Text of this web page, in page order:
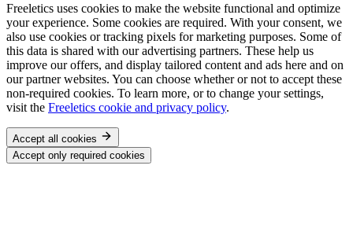
Freeletics uses cookies to make the website functional and optimize
your experience. Some cookies are required. With your consent, we
also use cookies or tracking pixels for marketing purposes. Some of
this data is shared with our advertising partners. These help us
improve our offers, and display tailored content and ads here and on
our partner websites. You can choose whether or not to accept these
non-required cookies. To learn more, or to change your settings,
visit the Freeletics cookie and privacy policy.
Accept all cookies
Accept only required cookies